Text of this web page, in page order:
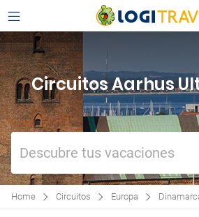
Circuitos Aarhus
Descubre tus vacaciones
Home Circuitos Europa